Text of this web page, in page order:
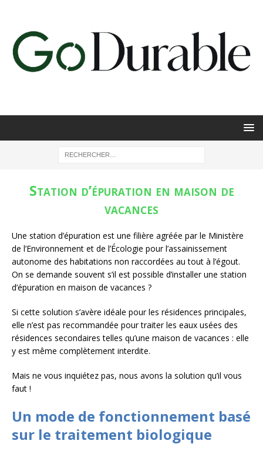
Station d’épuration en maison de
vacances
Une station d’épuration est une filière agréée par le Ministère
de l’Environnement et de l’Écologie pour l’assainissement
autonome des habitations non raccordées au tout à l’égout.
On se demande souvent s’il est possible d’installer une station
d’épuration en maison de vacances ?
Si cette solution s’avère idéale pour les résidences principales,
elle n’est pas recommandée pour traiter les eaux usées des
résidences secondaires telles qu’une maison de vacances : elle
y est même complètement interdite.
Mais ne vous inquiétez pas, nous avons la solution qu’il vous
faut !
Un mode de fonctionnement basé
sur le traitement biologique